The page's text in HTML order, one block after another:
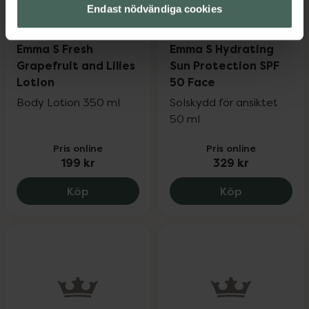
Endast nödvändiga cookies
4.6 av 5 i omdöme
Emma S Fresh
Grapefruit and Lilies
Lotion
Body Lotion 350 ml
Pris online
199 kr
Köp Emma S Fresh Grapefruit and Lilies
4.9 av 5 i omdöme
Emma S Hydrating
Sun Protection SPF
50 Face
Solskydd för ansiktet
50 ml
Pris online
329 kr
Köp Emma S